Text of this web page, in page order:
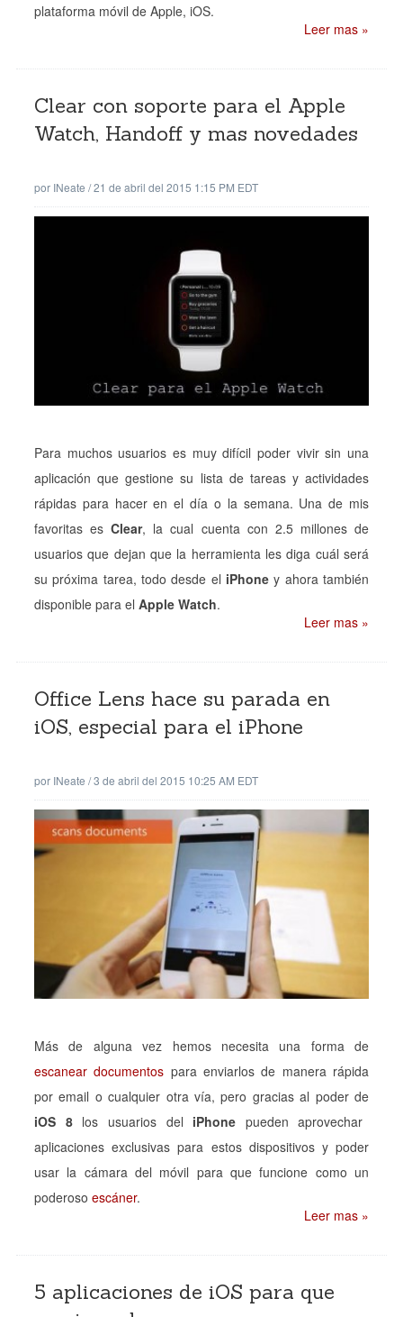
plataforma móvil de Apple, iOS.
Leer mas »
Clear con soporte para el Apple
Watch, Handoff y mas novedades
por INeate /21 de abril del 2015 1:15 PM EDT
Para muchos usuarios es muy difícil poder vivir sin una
aplicación que gestione su lista de tareas y actividades
rápidas para hacer en el día o la semana. Una de mis
favoritas esClear, la cual cuenta con 2.5 millones de
usuarios que dejan que la herramienta les diga cuál será
su próxima tarea, todo desde el iPhone y ahora también
disponible para el Apple Watch.
Leer mas »
Office Lens hace su parada en
iOS, especial para el iPhone
por INeate /3 de abril del 2015 10:25 AM EDT
Más de alguna vez hemos necesita una forma de
escanear documentos para enviarlos de manera rápida
por email o cualquier otra vía, pero gracias al poder de
iOS 8los usuarios del iPhone pueden aprovechar
aplicaciones exclusivas para estos dispositivos y poder
usar la cámara del móvil para que funcione como un
poderoso escáner.
Leer mas »
5 aplicaciones de iOS para que